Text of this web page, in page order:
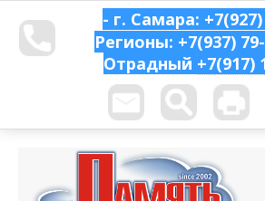
- г. Самара: +7(927)
Регионы: +7(937)
Отрадный +7(917)